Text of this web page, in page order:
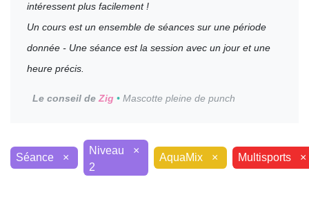
intéressent plus facilement !
Un cours est un ensemble de séances sur une période
donnée - Une séance est la session avec un jour et une
heure précis.
Le conseil de Zig • Mascotte pleine de punch
Séance ×
Niveau
2
× AquaMix × Multisports ×